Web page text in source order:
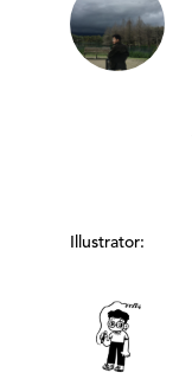
Illustrator: